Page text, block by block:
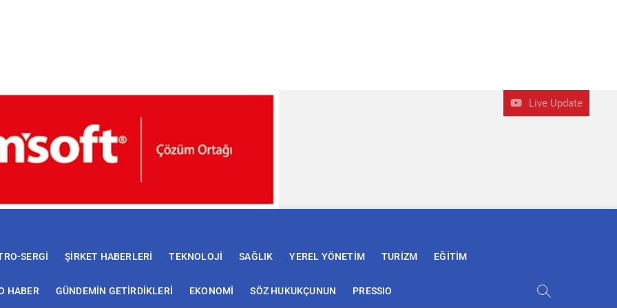
Live Update
SERGİ ŞİRKET HABERLERİ TEKNOLOJİ SAĞLIK YEREL YÖNETİM TURİZM EĞİTİM
HABER GÜNDEMİN GETİRDİKLERİ EKONOMİ SÖZ HUKUKÇUNUN PRESSIO